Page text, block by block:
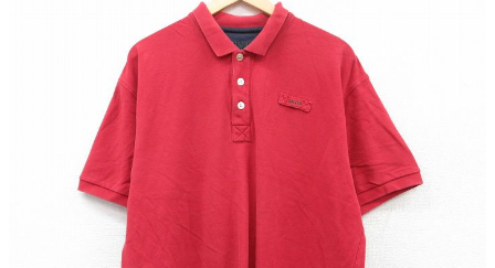
サイズから探す（メンズ）
ジャケット S L
スウェット S L XL
長袖シャツ XL
半袖シャツ XS